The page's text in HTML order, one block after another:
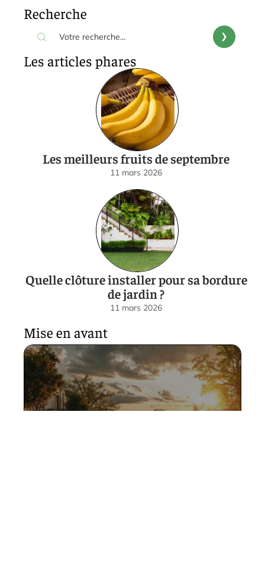
Recherche
Les articles phares
Les meilleurs fruits de septembre
11 mars 2026
Quelle clôture installer pour sa bordure
de jardin ?
11 mars 2026
Mise en avant
Sublimer les abords de votre